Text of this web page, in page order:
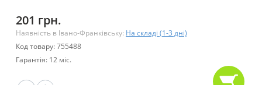
201 грн.
Наявність в Івано-Франківську: На складі (1-3 дні)
Код товару: 755488
Гарантія: 12 міс.